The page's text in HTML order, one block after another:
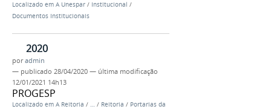
Localizado em A Unespar / Institucional /
Documentos Institucionais
2020
poradmin
— publicado 28/04/2020 — última modificação
12/01/2021 14h13
PROGESP
Localizado em A Reitoria / … / Reitoria / Portarias da